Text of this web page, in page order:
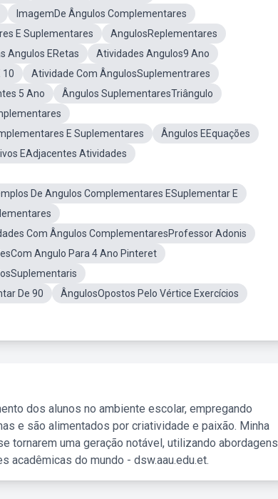
ImagemDe Ângulos Complementares
E Suplementares
AngulosReplementares
Angulos ERetas
Atividades Angulos9 Ano
10
Atividade Com ÂngulosSuplementrares
5 Ano
Ângulos SuplementaresTriângulo
E Suplementares
Ângulos EEquações
EAdjacentes Atividades
De Angulos Complementares ESuplementar E
Com Ângulos ComplementaresProfessor Adonis
Angulo Para 4 Ano Pinteret
De 90
ÂngulosOpostos Pelo Vértice Exercícios
dos alunos no ambiente escolar, empregando
e são alimentados por criatividade e paixão. Minha
tornarem uma geração notável, utilizando abordagens
do mundo - dsw.aau.edu.et.